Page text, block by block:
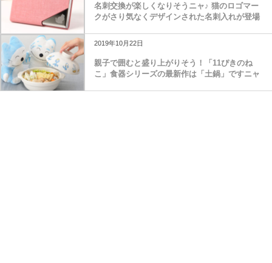
名刺交換が楽しくなりそうニャ♪ 猫のロゴマー
クがさり気なくデザインされた名刺入れが登場
2019年10月22日
親子で囲むと盛り上がりそう！「11ぴきのね
こ」食器シリーズの最新作は「土鍋」ですニャ